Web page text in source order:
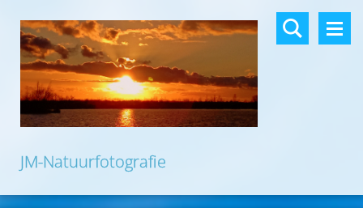
JM-Natuurfotografie